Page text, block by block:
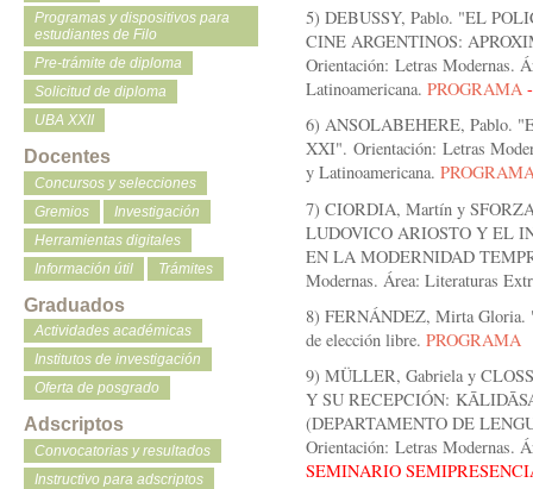
Programas y dispositivos para
estudiantes de Filo
Pre-trámite de diploma
Solicitud de diploma
UBA XXII
Docentes
Concursos y selecciones
Gremios
Investigación
Herramientas digitales
Información útil
Trámites
Graduados
Actividades académicas
Institutos de investigación
Oferta de posgrado
Adscriptos
Convocatorias y resultados
Instructivo para adscriptos
5) DEBUSSY, Pablo. "EL
CINE ARGENTINOS:
Orientación: Letras Modernas.
Latinoamericana. PROGRAMA
6) ANSOLABEHERE, Pablo.
XXI". Orientación: Letras
y Latinoamericana.
7) CIORDIA, Martín y
LUDOVICO ARIOSTO Y EL
EN LA MODERNIDAD
Modernas. Área: Literaturas
8) FERNÁNDEZ, Mirta
de elección libre. PROGRAMA
9) MÜLLER, Gabriela y
Y SU RECEPCIÓN:
(DEPARTAMENTO DE
Orientación: Letras Modernas.
SEMINARIO